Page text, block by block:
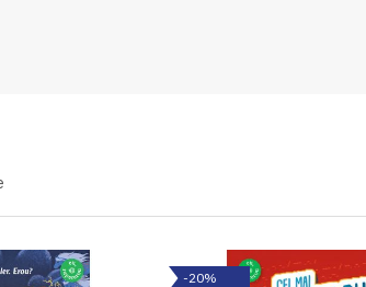
-20%